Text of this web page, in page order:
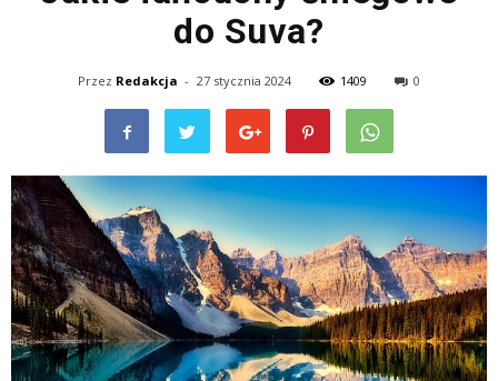
do Suva?
Przez Redakcja - 27 stycznia 2024 1409 0